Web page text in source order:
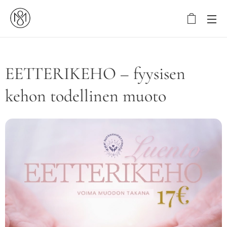
EETTERIKEHO – fyysisen
kehon todellinen muoto